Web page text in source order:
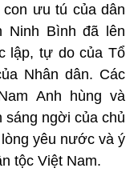
ưu tú của dân
Ninh Bình đã lên
lập, tự do của Tổ
Nhân dân. Các
Anh hùng và
sáng ngời của chủ
yêu nước và ý
tộc Việt Nam.